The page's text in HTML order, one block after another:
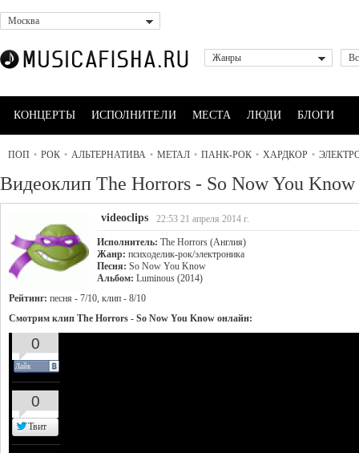
Москва
Жанры
КОНЦЕРТЫ ИСПОЛНИТЕЛИ МЕСТА ЛЮДИ БЛОГИ
ПОП • РОК • АЛЬТЕРНАТИВА • МЕТАЛ • ПАНК-РОК • ХАРДКОР •
Видеоклип The Horrors - So Now You Know
videoclips 22:53 21 апреля 2014 г.
Исполнитель: The Horrors (Англия)
Жанр: психоделик-рок/электроника
Песня: So Now You Know
Альбом: Luminous (2014)
Рейтинг: песня - 7/10, клип - 8/10
Смотрим клип The Horrors - So Now You Know онлайн:
0
Лайк
0
Твит